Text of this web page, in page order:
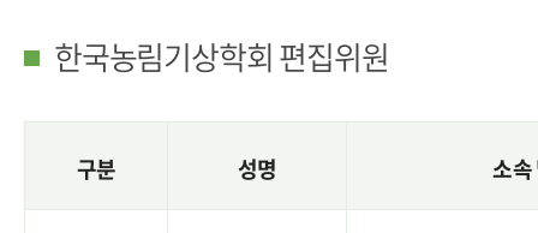
한국농림기상학회 편집위원
구분 성명 소속